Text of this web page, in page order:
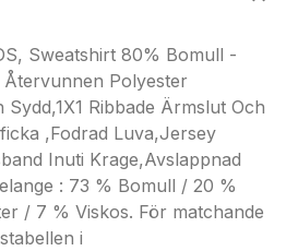
Sweatshirt 80% Bomull -
Polyester
Ribbade Ärmslut Och
,Fodrad Luva,Jersey
Inuti Krage,Avslappnad
: 73 % Bomull / 20 %
/ 7 % Viskos. För matchande
i